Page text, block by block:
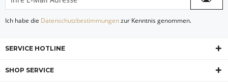
Ich habe die Datenschutzbestimmungenzur Kenntnis genommen.
SERVICE HOTLINE
SHOP SERVICE